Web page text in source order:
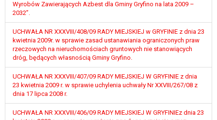
Wyrobów Zawierających Azbest dla Gminy Gryfino na lata 2009 –
2032”.
UCHWAŁA NR XXXVIII/408/09 RADY MIEJSKIEJ w GRYFINIE z dnia 23
kwietnia 2009r. w sprawie zasad ustanawiania ograniczonych praw
rzeczowych na nieruchomościach gruntowych nie stanowiących
dróg, będących własnością Gminy Gryfino.
UCHWAŁA NR XXXVIII/407/09 RADY MIEJSKIEJ W GRYFINIE z dnia
23 kwietnia 2009 r. w sprawie uchylenia uchwały Nr XXVIII/267/08 z
dnia 17 lipca 2008 r.
UCHWAŁA NR XXXVIII/406/09 RADY MIEJSKIEJ W GRYFINIEz dnia 23